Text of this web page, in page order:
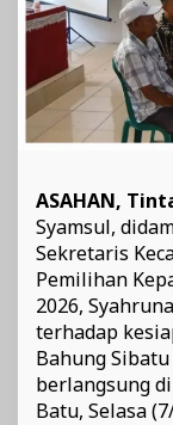
ASAHAN,
Syamsul,
Sekretaris
Pemilihan
2026,
terhadap
Bahung
berlangsung
Batu, Selasa